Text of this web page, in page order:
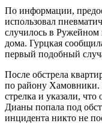
По информации,
использовал
случилось в Ружейном
дома. Гурцкая
первый подобный
После обстрела
по району Хамовники.
стрелка и указали,
Дианы попала под
инцидента никто не